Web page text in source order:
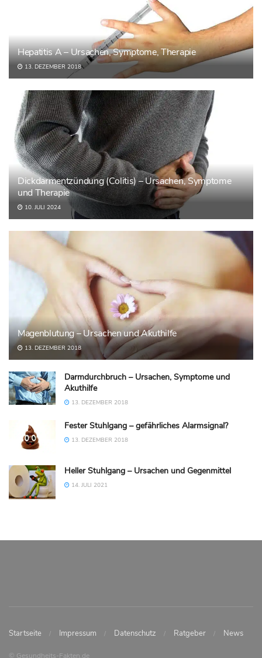
Hepatitis A – Ursachen, Symptome, Therapie
13. DEZEMBER 2018
Dickdarmentzündung (Colitis) – Ursachen, Symptome
und Therapie
10. JULI 2024
Magenblutung – Ursachen und Akuthilfe
13. DEZEMBER 2018
Darmdurchbruch – Ursachen, Symptome und
Akuthilfe
13. DEZEMBER 2018
Fester Stuhlgang – gefährliches Alarmsignal?
13. DEZEMBER 2018
Heller Stuhlgang – Ursachen und Gegenmittel
14. JULI 2021
Startseite Impressum Datenschutz Ratgeber News
© Gesundheits-Fakten.de